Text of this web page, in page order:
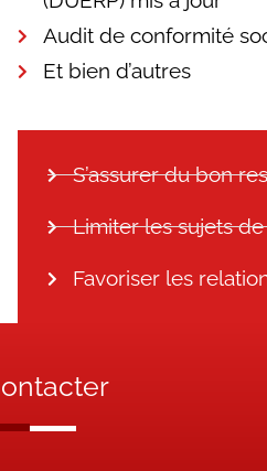
Audit de conformité
Et bien d’autres
S’assurer du bon
Limiter les sujets
Favoriser les